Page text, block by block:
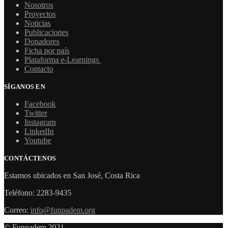
Nosotros
Proyectos
Noticias
Publicaciones
Donadores
Ficha por país
Plataforma e-Learnings
Contacto
SÍGANOS EN
Facebook
Twitter
Instagram
LinkedIn
Youtube
CONTÁCTENOS
Estamos ubicados en San José, Costa Rica
Teléfono: 2283-9435
Correo: info@funpadem.org